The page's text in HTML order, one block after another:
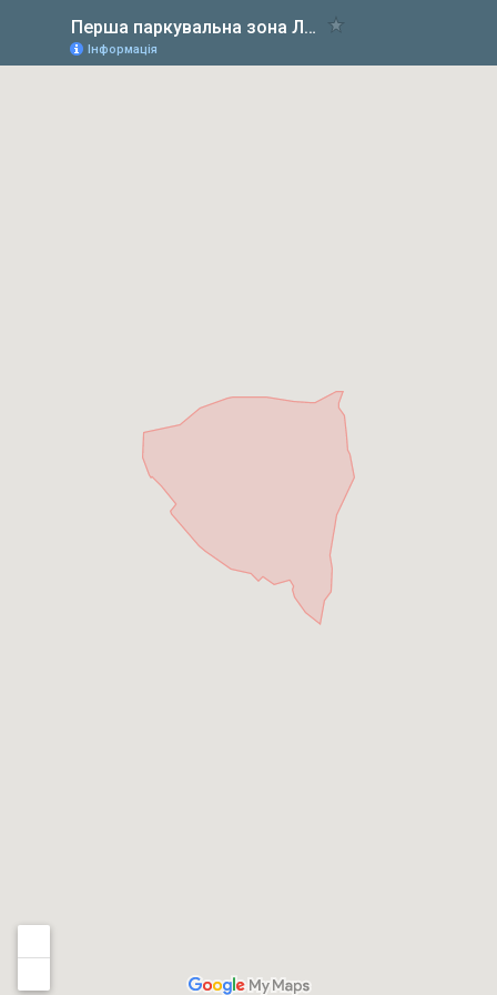
Перша паркувальна зона Львова (центр)
Інформація